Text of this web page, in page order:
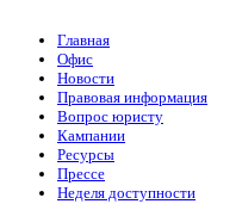
Главная
Офис
Новости
Правовая информация
Вопрос юристу
Кампании
Ресурсы
Прессе
Неделя доступности